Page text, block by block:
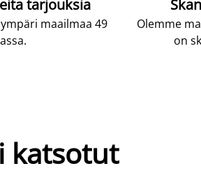
tarjouksia
maailmaa 49
Olemme
on
katsotut